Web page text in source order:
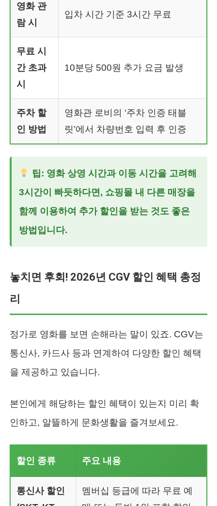
영화 관
람 시
입차 시간 기준 3시간 무료
무료 시
간 초과
시
10분당 500원 추가 요금 발생
주차 할
인 방법
영화관 로비의 ‘주차 인증 태블
릿’에서 차량번호 입력 후 인증
팁: 영화 상영 시간과 이동 시간을 고려해
3시간이 빠듯하다면, 쇼핑몰 내 다른 매장을
함께 이용하여 추가 할인을 받는 것도 좋은
방법입니다.
놓치면 후회! 2026년 CGV 할인 혜택 총정
리
정가로 영화를 보면 손해라는 말이 있죠. CGV는
통신사, 카드사 등과 연계하여 다양한 할인 혜택
을 제공하고 있습니다.
본인에게 해당하는 할인 혜택이 있는지 미리 확
인하고, 알뜰하게 문화생활을 즐겨보세요.
할인 종류 주요 내용
통신사 할인
멤버십 등급에 따라 무료 예